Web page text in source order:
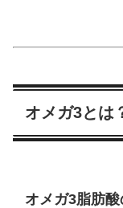
オメガ3とは
オメガ3脂肪